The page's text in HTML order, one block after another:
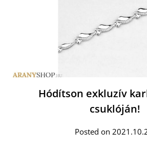
Hódítson exkluzív
csuklóján!
Posted on